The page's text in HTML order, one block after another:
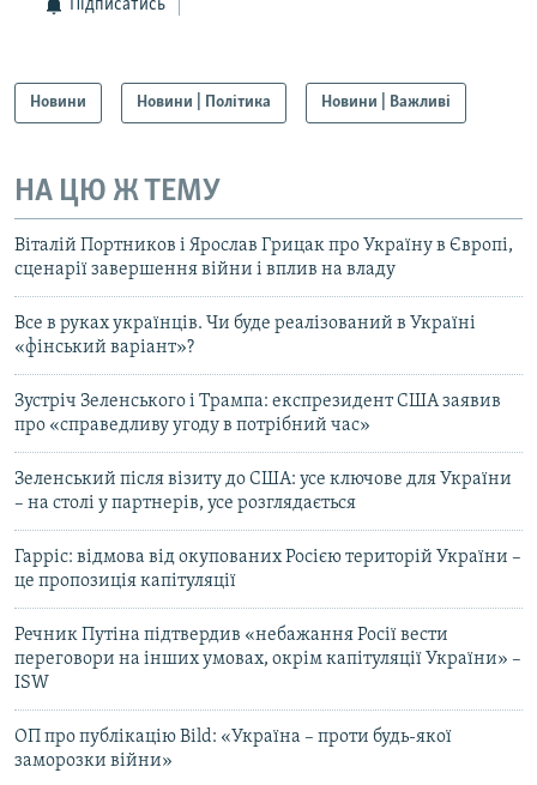
Підписатись
Новини Новини | Політика Новини | Важливі
НА ЦЮ Ж ТЕМУ
Віталій Портников і Ярослав Грицак про Україну в Європі,
сценарії завершення війни і вплив на владу
Все в руках українців. Чи буде реалізований в Україні
«фінський варіант»?
Зустріч Зеленського і Трампа: експрезидент США заявив
про «справедливу угоду в потрібний час»
Зеленський після візиту до США: усе ключове для України
– на столі у партнерів, усе розглядається
Гарріс: відмова від окупованих Росією територій України –
це пропозиція капітуляції
Речник Путіна підтвердив «небажання Росії вести
переговори на інших умовах, окрім капітуляції України» –
ISW
ОП про публікацію Bild: «Україна – проти будь-якої
заморозки війни»